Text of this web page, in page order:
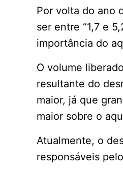
Por volta do ano
ser entre “1,7 e
importância do
O volume
resultante do
maior, já que
maior sobre o
Atualmente, o
responsáveis